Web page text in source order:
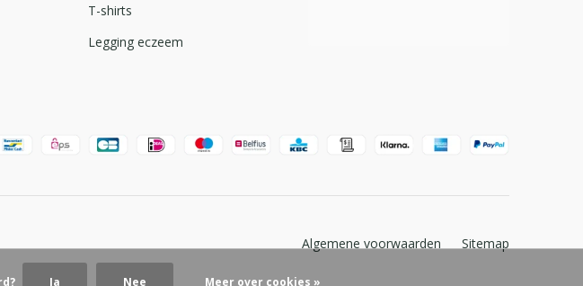
T-shirts
Legging eczeem
Algemene voorwaarden Sitemap
Ja Nee Meer over cookies »